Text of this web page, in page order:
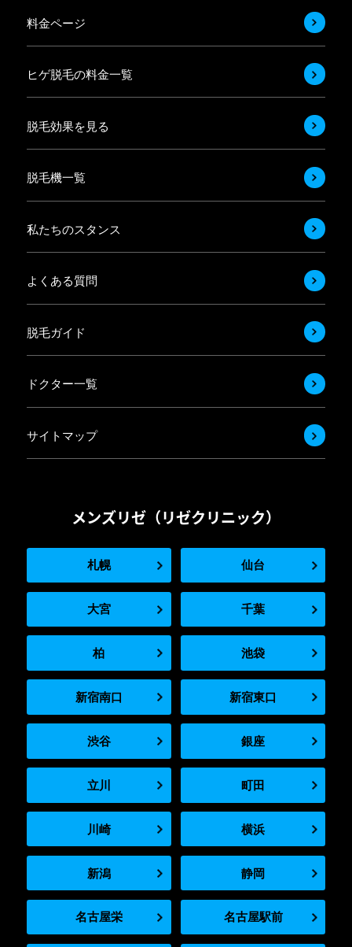
料金ページ
ヒゲ脱毛の料金一覧
脱毛効果を見る
脱毛機一覧
私たちのスタンス
よくある質問
脱毛ガイド
ドクター一覧
サイトマップ
メンズリゼ（リゼクリニック）
札幌 仙台
大宮 千葉
柏 池袋
新宿南口 新宿東口
渋谷 銀座
立川 町田
川崎 横浜
新潟 静岡
名古屋栄 名古屋駅前